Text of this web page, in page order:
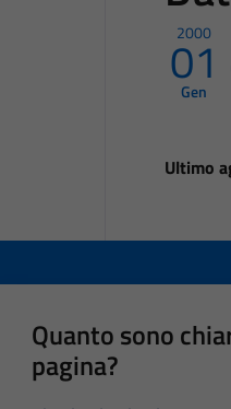
2000
01
Gen
Ultimo
Quanto sono
pagina?